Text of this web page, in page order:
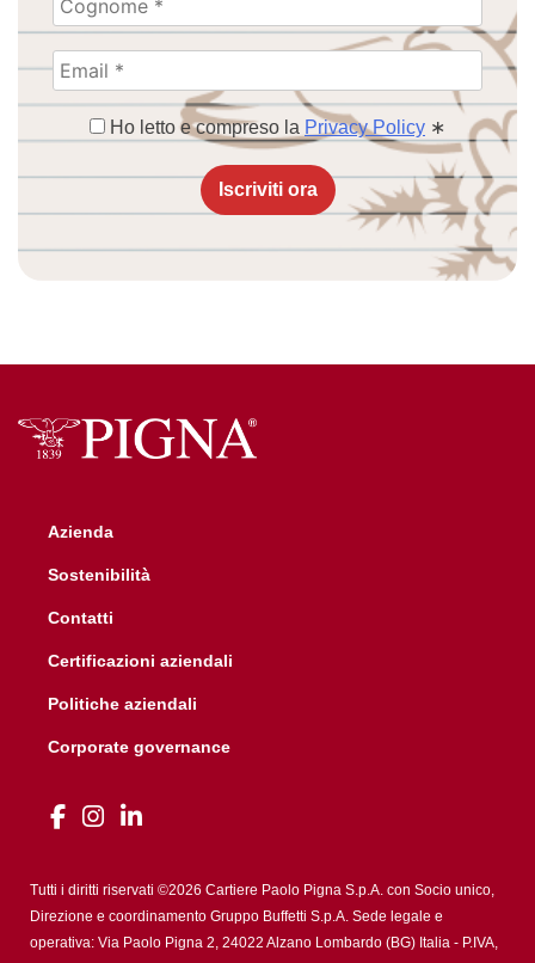
Ho letto e compreso la Privacy Policy ∗
Azienda
Sostenibilità
Contatti
Certificazioni aziendali
Politiche aziendali
Corporate governance
Tutti i diritti riservati ©2026 Cartiere Paolo Pigna S.p.A. con Socio unico,
Direzione e coordinamento Gruppo Buffetti S.p.A. Sede legale e
operativa: Via Paolo Pigna 2, 24022 Alzano Lombardo (BG) Italia - P.IVA,